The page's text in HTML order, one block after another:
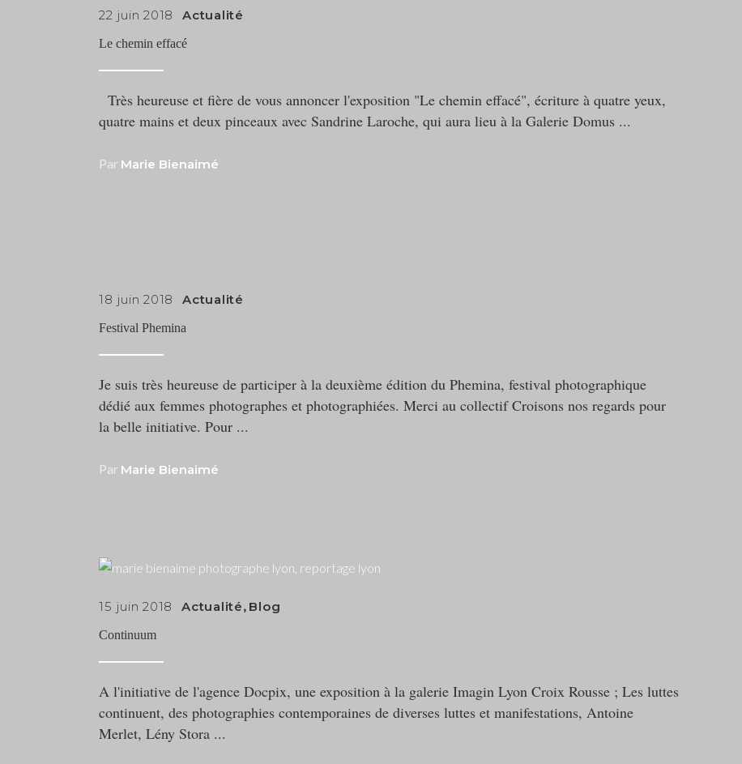
22 juin 2018 Actualité
Le chemin effacé
Très heureuse et fière de vous annoncer l'exposition "Le chemin effacé", écriture à quatre yeux,
quatre mains et deux pinceaux avec Sandrine Laroche, qui aura lieu à la Galerie Domus
Par Marie Bienaimé
18 juin 2018 Actualité
Festival Phemina
Je suis très heureuse de participer à la deuxième édition du Phemina, festival photographique
dédié aux femmes photographes et photographiées. Merci au collectif Croisons nos regards pour
la belle initiative. Pour
Par Marie Bienaimé
15 juin 2018 Actualité, Blog
Continuum
A l'initiative de l'agence Docpix, une exposition à la galerie Imagin Lyon Croix Rousse ; Les luttes
continuent, des photographies contemporaines de diverses luttes et manifestations, Antoine
Merlet, Lény Stora